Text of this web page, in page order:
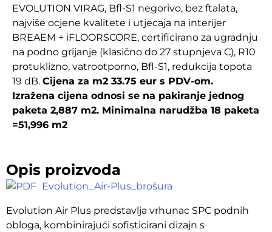
EVOLUTION VIRAG, Bfl-S1 negorivo, bez ftalata,
najviše ocjene kvalitete i utjecaja na interijer
BREAEM + iFLOORSCORE, certificirano za ugradnju
na podno grijanje (klasično do 27 stupnjeva C), R10
protuklizno, vatrootporno, Bfl-S1, redukcija topota
19 dB. Cijena za m2 33.75 eur s PDV-om.
Izražena cijena odnosi se na pakiranje jednog
paketa 2,887 m2. Minimalna narudžba 18 paketa
=51,996 m2
Opis proizvoda
Evolution_Air-Plus_brošura
Evolution Air Plus predstavlja vrhunac SPC podnih
obloga, kombinirajući sofisticirani dizajn s